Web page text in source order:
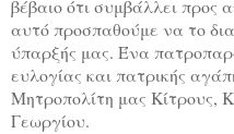
βέβαιο ότι συμβάλλει προς
αυτό προσπαθούμε να το
ύπαρξής μας. Ένα
ευλογίας και πατρικής
Μητροπολίτη μας Κίτρους,
Γεωργίου.